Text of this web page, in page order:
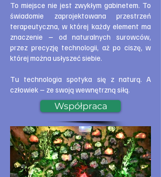
To miejsce nie jest zwykłym gabinetem. To
świadomie zaprojektowana przestrzeń
terapeutyczna, w której każdy element ma
znaczenie – od naturalnych surowców,
przez precyzję technologii, aż po ciszę, w
której można usłyszeć siebie.
Tu technologia spotyka się z naturą. A
człowiek – ze swoją wewnętrzną siłą.
Współpraca